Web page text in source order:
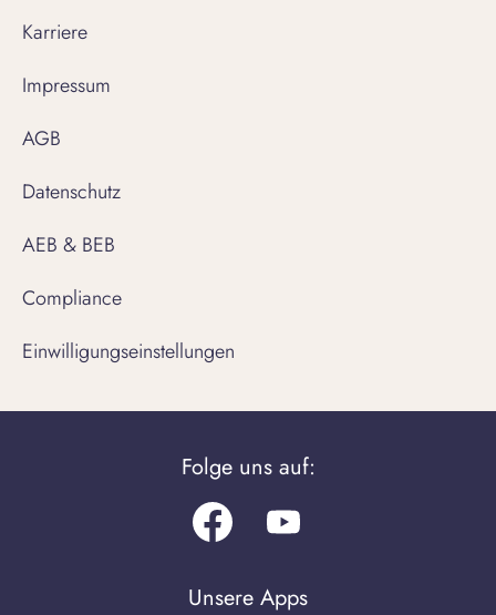
Karriere
Impressum
AGB
Datenschutz
AEB & BEB
Compliance
Einwilligungseinstellungen
Folge uns auf:
FacebookYoutube.com
Unsere Apps